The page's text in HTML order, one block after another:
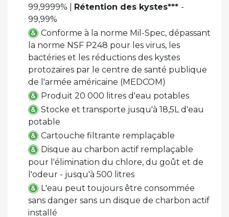
99,9999% | Rétention des kystes*** -
99,99%
Conforme à la norme Mil-Spec, dépassant
la norme NSF P248 pour les virus, les
bactéries et les réductions des kystes
protozaires par le centre de santé publique
de l'armée américaine (MEDCOM)
Produit 20 000 litres d'eau potables
Stocke et transporte jusqu'à 18,5L d'eau
potable
Cartouche filtrante remplaçable
Disque au charbon actif remplaçable
pour l'élimination du chlore, du goût et de
l'odeur - jusqu'à 500 litres
L'eau peut toujours être consommée
sans danger sans un disque de charbon actif
installé